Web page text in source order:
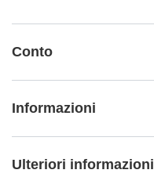
Conto
Informazioni
Ulteriori informazioni